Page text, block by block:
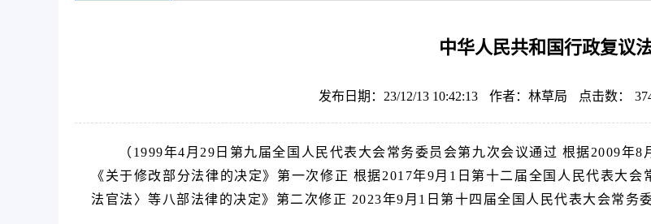
中华人民共和国行政复议
发布日期：23/12/13 10:42:13 作者：林草局 点击数：
（1999年4月29日第九届全国人民代表大会常务委员会第九次会议通过 根据2009年
《关于修改部分法律的决定》第一次修正 根据2017年9月1日第十二届全国人民代表大
法官法〉等八部法律的决定》第二次修正 2023年9月1日第十四届全国人民代表大会常务